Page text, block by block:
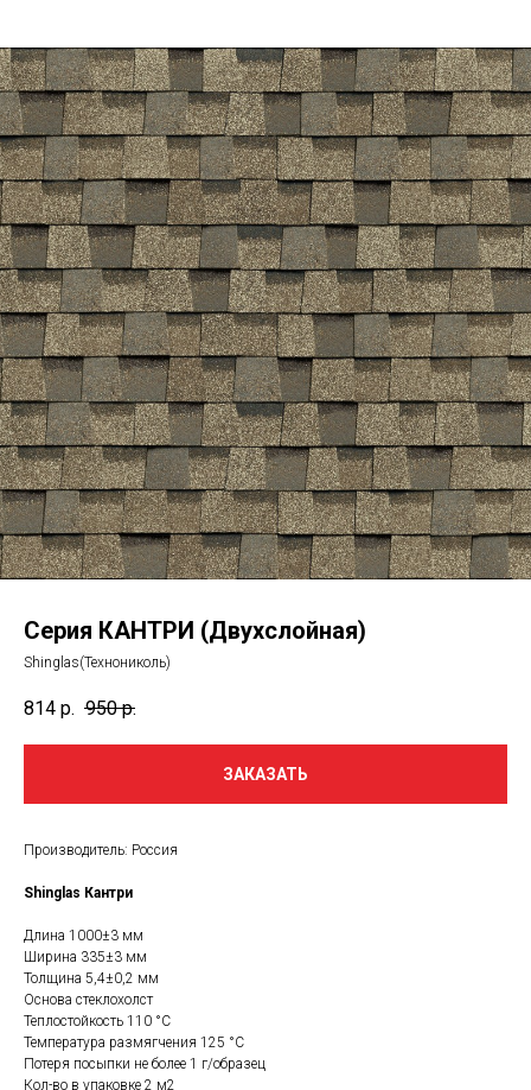
Серия КАНТРИ (Двухслойная)
Shinglas(Технониколь)
814 р. 950 р.
ЗАКАЗАТЬ
Производитель: Россия
Shinglas Кантри
Длина 1000±3 мм
Ширина 335±3 мм
Толщина 5,4±0,2 мм
Основа стеклохолст
Теплостойкость 110 °С
Температура размягчения 125 °С
Потеря посыпки не более 1 г/образец
Кол-во в упаковке 2 м2